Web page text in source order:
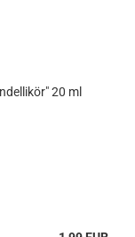
20 ml